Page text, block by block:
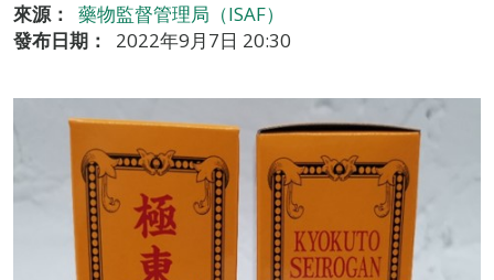
來源：
藥物監督管理局（ISAF）
發布日期：
2022年9月7日 20:30